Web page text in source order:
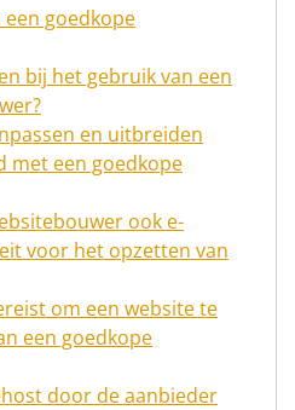
goedkope
bij het gebruik van een
en uitbreiden
met een goedkope
ook e-
voor het opzetten van
om een ​​website te
een goedkope
door de aanbieder